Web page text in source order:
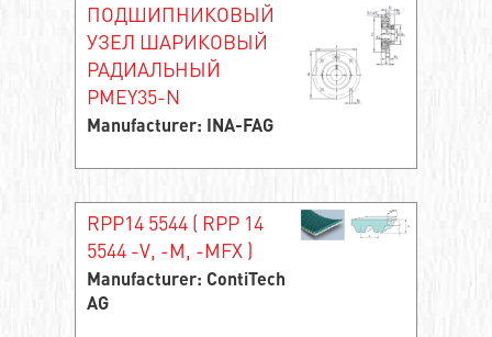
ПОДШИПНИКОВЫЙ
УЗЕЛ ШАРИКОВЫЙ
РАДИАЛЬНЫЙ
PMEY35-N
Manufacturer: INA-FAG
RPP14 5544 ( RPP 14
5544 -V, -M, -MFX )
Manufacturer: ContiTech
AG